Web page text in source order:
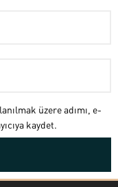
üzere adımı, e-
kaydet.